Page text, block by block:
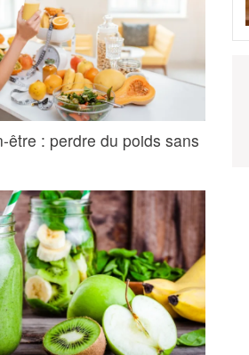
être : perdre du poids sans